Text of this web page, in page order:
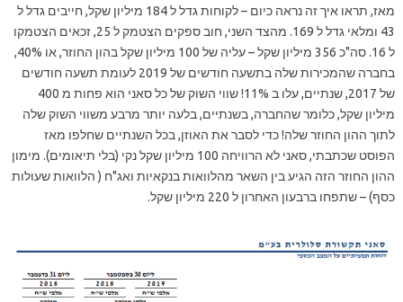
מאז, תראו איך זה נראה כיום – לקוחות גדל ל 184 מיליון שקל, חייבים גדל ל
43 ומלאי גדל ל 169. מהצד השני, חוב ספקים הצטמק ל 25, זכאים הצטמקו
ל 16. סה"כ 356 מיליון שקל – עליה של 100 מיליון שקל בהון החוזר, או 40%,
בחברה שהמכירות שלה בתשעה חודשים של 2019 לעומת תשעה חודשים
של 2017, שנתיים, עלו ב 11%! שווי השוק של כל סאני הוא פחות מ 400
מיליון שקל, כלומר שהחברה, בשנתיים, בלעה יותר מרבע משווי השוק שלה
לתוך ההון החוזר שלה! כדי לסבר את האוזן, בכל השנתיים שחלפו מאז
הפוסט שכתבתי, סאני לא הרוויחה 100 מיליון שקל נקי (בלי תיאומים). מימון
ההון החוזר הזה הגיע בין השאר מהלוואות בנקאיות ואג"ח ( הלוואות שעולות
כסף) – שתפחו ברבעון האחרון ל 220 מיליון שקל.